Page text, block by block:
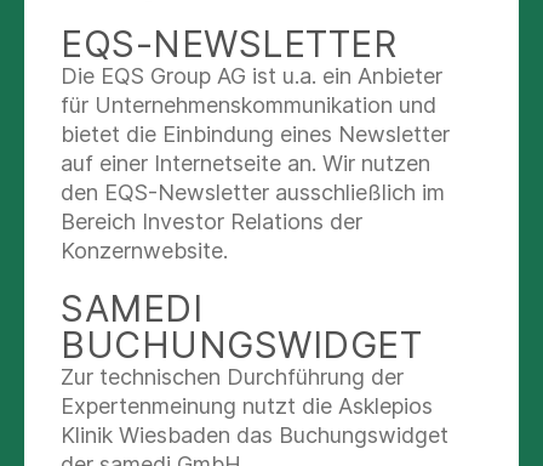
befinden sich sowohl die kleinen Patientinnen
und Patienten als auch ihre Eltern in einer
Ausnahmesituation – hier ist neben fachlicher
Kompetenz ein hohes Maß an Empathie gefragt.“
Dr. Hartmut Lotz, Chefarzt der Anästhesie,
Intensiv- und Notfallmedizin an der Asklepios
Stadtklinik Bad Wildungen, stellte Maßnahmen
bei einem Massenanfall von Verletzten in den
wurden auch regionale Beispiele wie das
Grubenunglück von Stolzenbach oder die
Amokfahrt von Volkmarsen aufgegriffen, die den
Rettungsdienst und die Kliniken vor erhebliche
Herausforderungen stellten. Mit aktuellen
Entwicklungen in der Reanimation befasste sich
EQS-NEWSLETTER
Die EQS Group AG ist u.a. ein Anbieter
für Unternehmenskommunikation und
bietet die Einbindung eines Newsletter
auf einer Internetseite an. Wir nutzen
den EQS-Newsletter ausschließlich im
Bereich Investor Relations der
Konzernwebsite.
SAMEDI
BUCHUNGSWIDGET
Zur technischen Durchführung der
Expertenmeinung nutzt die Asklepios
Klinik Wiesbaden das Buchungswidget